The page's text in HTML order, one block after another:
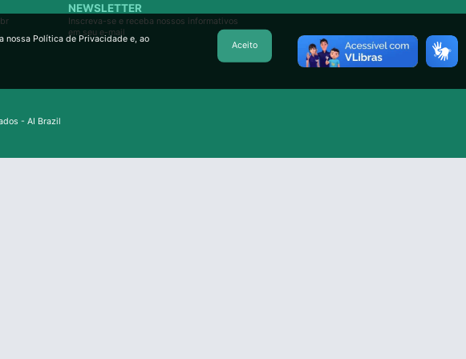
NEWSLETTER
Inscreva-se e receba nossos informativos
em seu e-mail
- AI Brazil
nossa Política de Privacidade e, ao
Aceito